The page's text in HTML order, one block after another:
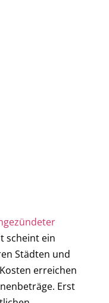
scheint ein
Städten und
erreichen
Erst